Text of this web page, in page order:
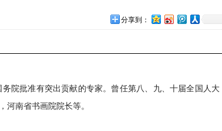
分享到：
院批准有突出贡献的专家。曾任第八、九、十届全国人大
河南省书画院院长等。